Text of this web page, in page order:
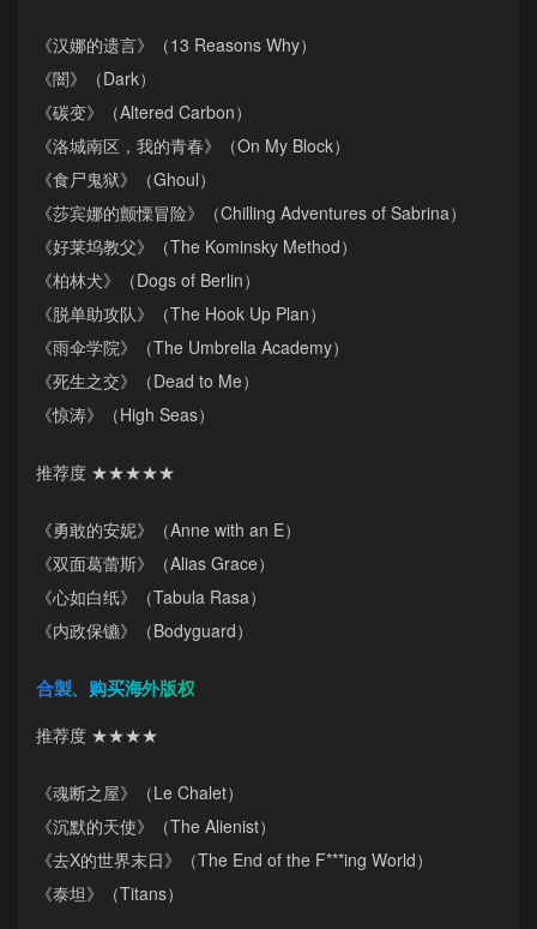
《汉娜的遗言》（13 Reasons Why）
《闇》（Dark）
《碳变》（Altered Carbon）
《洛城南区，我的青春》（On My Block）
《食尸鬼狱》（Ghoul）
《莎宾娜的颤慄冒险》（Chilling Adventures of Sabrina）
《好莱坞教父》（The Kominsky Method）
《柏林犬》（Dogs of Berlin）
《脱单助攻队》（The Hook Up Plan）
《雨伞学院》（The Umbrella Academy）
《死生之交》（Dead to Me）
《惊涛》（High Seas）
推荐度 ★★★★★
《勇敢的安妮》（Anne with an E）
《双面葛蕾斯》（Alias Grace）
《心如白纸》（Tabula Rasa）
《内政保镳》（Bodyguard）
合製、购买海外版权
推荐度 ★★★★
《魂断之屋》（Le Chalet）
《沉默的天使》（The Alienist）
《去X的世界末日》（The End of the F***ing World）
《泰坦》（Titans）